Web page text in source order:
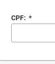
CPF: *